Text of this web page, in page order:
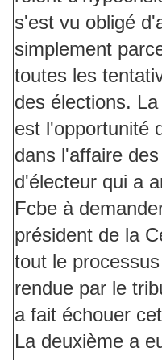
s'est vu obligé
simplement
toutes les
des élections.
est l'opportunité
dans l'affaire
d'électeur qui a
Fcbe à
président de la
tout le
rendue par le
a fait échouer
La deuxième a